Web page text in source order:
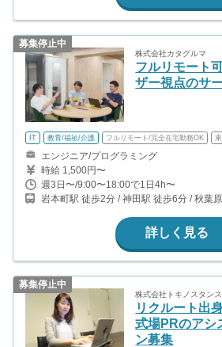
募集停止中
株式会社カタグルマ
フルリモート
ザー視点のサ
IT 教育/福祉/介護 フルリモート/完全在宅勤務OK
エンジニア/プログラミング
時給 1,500円〜
週3日〜/9:00〜18:00で1日4h〜
岩本町駅 徒歩2分 / 神田駅 徒歩6分 / 秋葉
詳しく見る
募集停止中
株式会社トキノスタンス
リクルート出
式場PRのアシ
ン募集